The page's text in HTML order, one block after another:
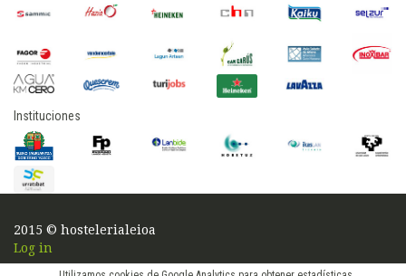
Instituciones
2015 © hostelerialeioa
Log in